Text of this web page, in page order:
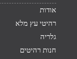
אודות
רהיטי עץ מלא
גלריה
חנות רהיטים